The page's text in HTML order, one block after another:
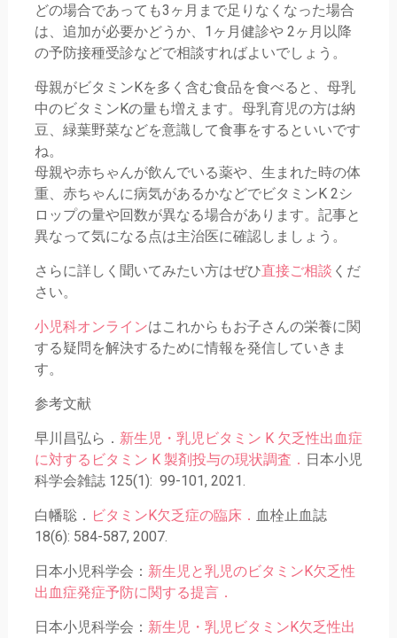
どの場合であっても3ヶ月まで足りなくなった場合
は、追加が必要かどうか、1ヶ月健診や 2ヶ月以降
の予防接種受診などで相談すればよいでしょう。
母親がビタミンKを多く含む食品を食べると、母乳
中のビタミンKの量も増えます。母乳育児の方は納
豆、緑葉野菜などを意識して食事をするといいです
ね。
母親や赤ちゃんが飲んでいる薬や、生まれた時の体
重、赤ちゃんに病気があるかなどでビタミンK 2シ
ロップの量や回数が異なる場合があります。記事と
異なって気になる点は主治医に確認しましょう。
さらに詳しく聞いてみたい方はぜひ直接ご相談 くだ
さい。
小児科オンラインはこれからもお子さんの栄養に関
する疑問を解決するために情報を発信していきま
す。
参考文献
早川昌弘ら． 新生児・乳児ビタミン K 欠乏性出血症
に対するビタミン K 製剤投与の現状調査． 日本小児
科学会雑誌 125(1): 99-101, 2021.
白幡聡． ビタミンK欠乏症の臨床． 血栓止血誌
18(6): 584-587, 2007.
日本小児科学会： 新生児と乳児のビタミンK欠乏性
出血症発症予防に関する提言．
日本小児科学会： 新生児・乳児ビタミンK欠乏性出